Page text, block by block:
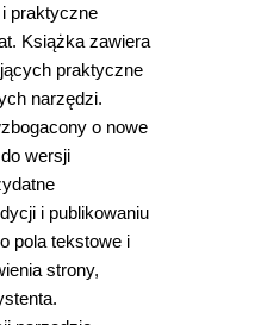
praktyczne
Książka zawiera
praktyczne
narzędzi.
o nowe
wersji
i publikowaniu
pola tekstowe i
strony,